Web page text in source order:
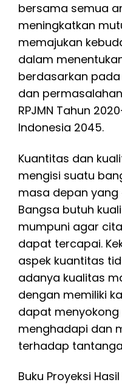
bersama semua
meningkatkan
memajukan
dalam
berdasarkan
dan
RPJMN Tahun
Indonesia 2045.
Kuantitas dan
mengisi suatu
masa depan
Bangsa butuh
mumpuni agar
dapat tercapai.
aspek kuantitas
adanya kualitas
dengan memiliki
dapat
menghadapi dan
terhadap
Buku Proyeksi